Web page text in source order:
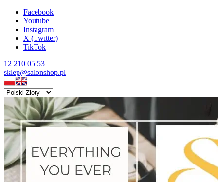
Facebook
Youtube
Instagram
X (Twitter)
TikTok
12 210 05 53
sklep@salonshop.pl